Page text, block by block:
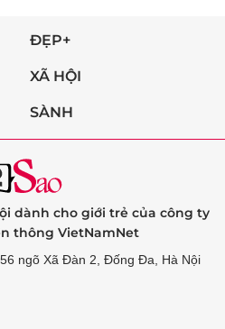
ĐẸP+
XÃ HỘI
SÀNH
dành cho giới trẻ của công ty
thông VietNamNet
ngõ Xã Đàn 2, Đống Đa, Hà Nội